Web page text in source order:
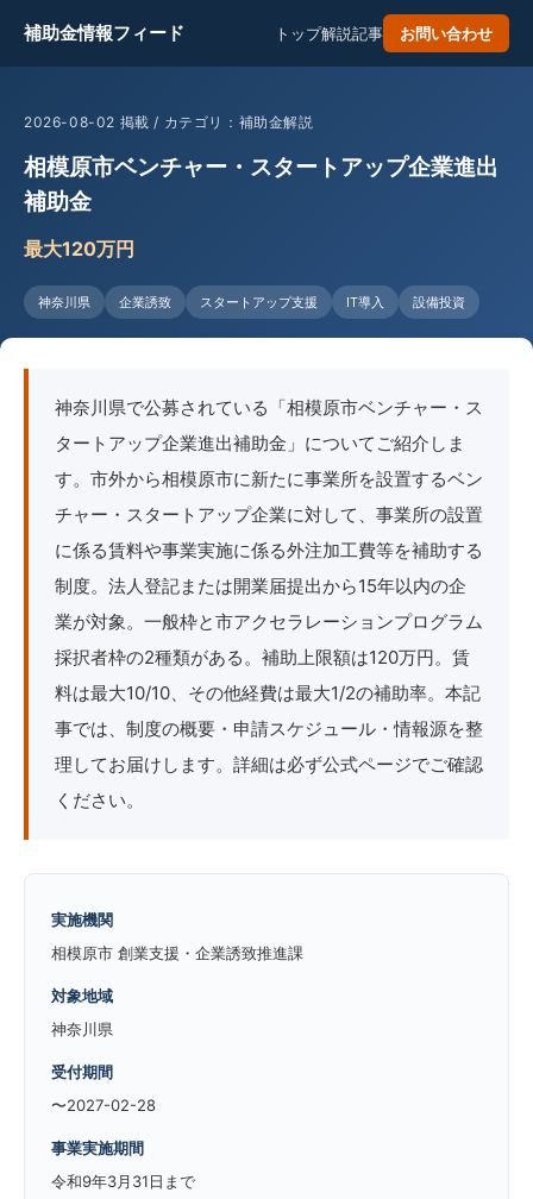
補助金情報フィード トップ解説記事 お問い合わせ
2026-08-02 掲載 / カテゴリ：補助金解説
相模原市ベンチャー・スタートアップ企業進出
補助金
最大120万円
神奈川県 企業誘致 スタートアップ支援 IT導入 設備投資
神奈川県で公募されている「相模原市ベンチャー・ス
タートアップ企業進出補助金」についてご紹介しま
す。市外から相模原市に新たに事業所を設置するベン
チャー・スタートアップ企業に対して、事業所の設置
に係る賃料や事業実施に係る外注加工費等を補助する
制度。法人登記または開業届提出から15年以内の企
業が対象。一般枠と市アクセラレーションプログラム
採択者枠の2種類がある。補助上限額は120万円。賃
料は最大10/10、その他経費は最大1/2の補助率。本記
事では、制度の概要・申請スケジュール・情報源を整
理してお届けします。詳細は必ず公式ページでご確認
ください。
実施機関
相模原市 創業支援・企業誘致推進課
対象地域
神奈川県
受付期間
〜2027-02-28
事業実施期間
令和9年3月31日まで